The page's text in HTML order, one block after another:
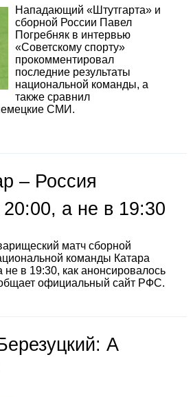
Нападающий «Штутгарта» и
сборной России Павел
Погребняк в интервью
«Советскому спорту»
прокомментировал
последние результаты
национальной команды, а
также сравнил
СМИ.
– Россия
20:00, а не в 19:30
матч сборной
команды Катара
не в 19:30, как анонсировалось
официальный сайт РФС.
А